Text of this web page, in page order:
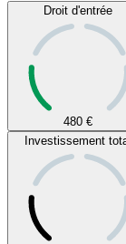
Droit d'entrée
480 €
Investissement